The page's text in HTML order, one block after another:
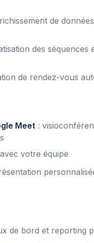
de
des séquences
de rendez-vous
Meet :
votre équipe
de bord et reporting